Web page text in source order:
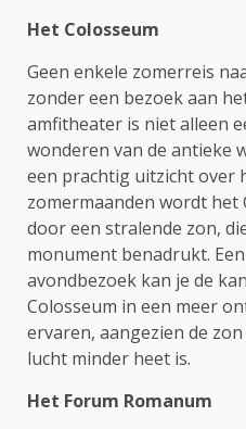
Het Colosseum
Geen enkele zomerreis
zonder een bezoek aan
amfitheater is niet alleen
wonderen van de antieke
een prachtig uitzicht over
zomermaanden wordt het
door een stralende zon,
monument benadrukt.
avondbezoek kan je de
Colosseum in een meer
ervaren, aangezien de
lucht minder heet is.
Het Forum Romanum